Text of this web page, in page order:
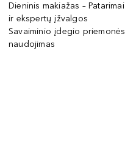
Dieninis makiažas – Patarimai
ir ekspertų įžvalgos
Savaiminio įdegio priemonės
naudojimas